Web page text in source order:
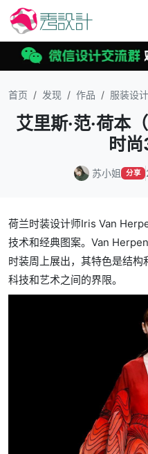
首页 发现 作品 服装设计
艾里斯·范·荷本
时
苏小姐 分享
荷兰时装设计师Iris Van
技术和经典图案。Van
时装周上展出，其特色是结构
科技和艺术之间的界限。